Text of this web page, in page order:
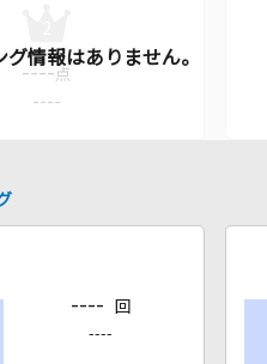
---- 点
----
---- 回
----